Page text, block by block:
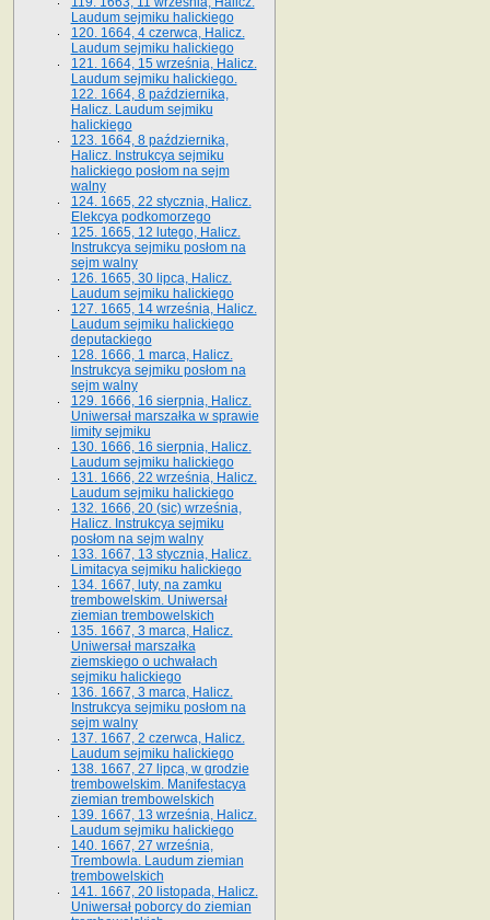
Laudum sejmiku halickiego
120. 1664, 4 czerwca, Halicz.
Laudum sejmiku halickiego
121. 1664, 15 września, Halicz.
Laudum sejmiku halickiego.
122. 1664, 8 października,
Halicz. Laudum sejmiku
halickiego
123. 1664, 8 października,
Halicz. Instrukcya sejmiku
halickiego posłom na sejm
walny
124. 1665, 22 stycznia, Halicz.
Elekcya podkomorzego
125. 1665, 12 lutego, Halicz.
Instrukcya sejmiku posłom na
sejm walny
126. 1665, 30 lipca, Halicz.
Laudum sejmiku halickiego
127. 1665, 14 września, Halicz.
Laudum sejmiku halickiego
deputackiego
128. 1666, 1 marca, Halicz.
Instrukcya sejmiku posłom na
sejm walny
129. 1666, 16 sierpnia, Halicz.
Uniwersał marszałka w sprawie
limity sejmiku
130. 1666, 16 sierpnia, Halicz.
Laudum sejmiku halickiego
131. 1666, 22 września, Halicz.
Laudum sejmiku halickiego
132. 1666, 20 (sic) września,
Halicz. Instrukcya sejmiku
posłom na sejm walny
133. 1667, 13 stycznia, Halicz.
Limitacya sejmiku halickiego
134. 1667, luty, na zamku
trembowelskim. Uniwersał
ziemian trembowelskich
135. 1667, 3 marca, Halicz.
Uniwersał marszałka
ziemskiego o uchwałach
sejmiku halickiego
136. 1667, 3 marca, Halicz.
Instrukcya sejmiku posłom na
sejm walny
137. 1667, 2 czerwca, Halicz.
Laudum sejmiku halickiego
138. 1667, 27 lipca, w grodzie
trembowelskim. Manifestacya
ziemian trembowelskich
139. 1667, 13 września, Halicz.
Laudum sejmiku halickiego
140. 1667, 27 września,
Trembowla. Laudum ziemian
trembowelskich
141. 1667, 20 listopada, Halicz.
Uniwersał poborcy do ziemian